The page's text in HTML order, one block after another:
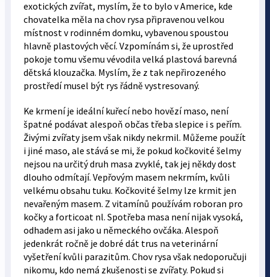
exotických zvířat, myslím, že to bylo v Americe, kde
chovatelka měla na chov rysa připravenou velkou
místnost v rodinném domku, vybavenou spoustou
hlavně plastových věcí. Vzpomínám si, že uprostřed
pokoje tomu všemu vévodila velká plastová barevná
dětská klouzačka. Myslím, že z tak nepřirozeného
prostředí musel být rys řádně vystresovaný.
Ke krmení je ideální kuřecí nebo hovězí maso, není
špatné podávat alespoň občas třeba slepice i s peřím.
Živými zvířaty jsem však nikdy nekrmil. Můžeme použít
i jiné maso, ale stává se mi, že pokud kočkovité šelmy
nejsou na určitý druh masa zvyklé, tak jej někdy dost
dlouho odmítají. Vepřovým masem nekrmím, kvůli
velkému obsahu tuku. Kočkovité šelmy lze krmit jen
nevařeným masem. Z vitamínů používám roboran pro
kočky a forticoat nl. Spotřeba masa není nijak vysoká,
odhadem asi jako u německého ovčáka. Alespoň
jedenkrát ročně je dobré dát trus na veterinární
vyšetření kvůli parazitům. Chov rysa však nedoporučuji
nikomu, kdo nemá zkušenosti se zvířaty. Pokud si